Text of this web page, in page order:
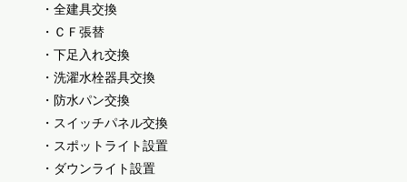
・全建具交換
・ＣＦ張替
・下足入れ交換
・洗濯水栓器具交換
・防水パン交換
・スイッチパネル交換
・スポットライト設置
・ダウンライト設置